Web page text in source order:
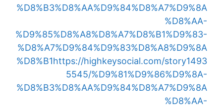
%D8%B3%D8%AA%D9%84%D8%A7%D9%8A
%D8%AA-
%D9%85%D8%A8%D8%A7%D8%B1%D9%83-
%D8%A7%D9%84%D9%83%D8%A8%D9%8A
%D8%B1https://highkeysocial.com/story1493
5545/%D9%81%D9%86%D9%8A-
%D8%B3%D8%AA%D9%84%D8%A7%D9%8A
%D8%AA-